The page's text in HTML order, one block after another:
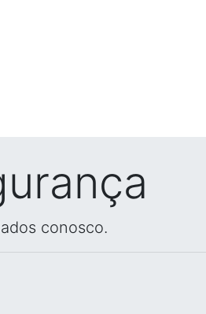
conosco.